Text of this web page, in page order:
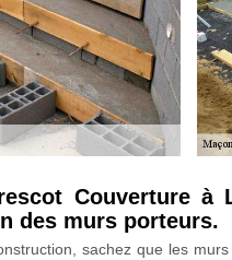
Couverture à
des murs porteurs.
sachez que les